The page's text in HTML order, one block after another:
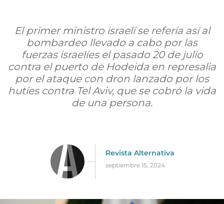
El primer ministro israelí se refería así al
bombardeo llevado a cabo por las
fuerzas israelíes el pasado 20 de julio
contra el puerto de Hodeida en represalia
por el ataque con dron lanzado por los
hutíes contra Tel Aviv, que se cobró la vida
de una persona.
Revista Alternativa
septiembre 15, 2024